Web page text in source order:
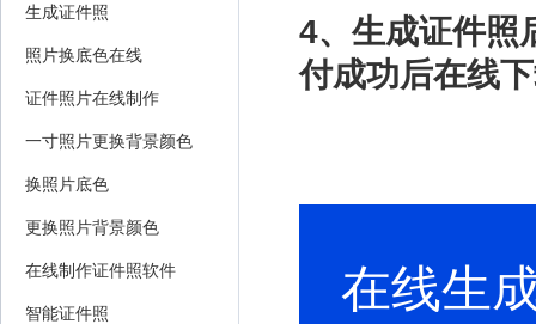
生成证件照
照片换底色在线
证件照片在线制作
一寸照片更换背景颜色
换照片底色
更换照片背景颜色
在线制作证件照软件
智能证件照
4、生成证件照
付成功后在线
在线生